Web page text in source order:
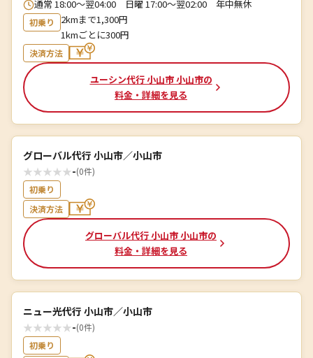
通常 18:00～翌04:00 日曜 17:00～翌02:00 年中無休
初乗り
2kmまで1,300円
1kmごとに300円
決済方法
ユーシン代行 小山市 小山市の
料金・詳細を見る
グローバル代行 小山市／小山市
★★★★★-(0件)
初乗り
決済方法
グローバル代行 小山市 小山市の
料金・詳細を見る
ニュー光代行 小山市／小山市
★★★★★-(0件)
初乗り